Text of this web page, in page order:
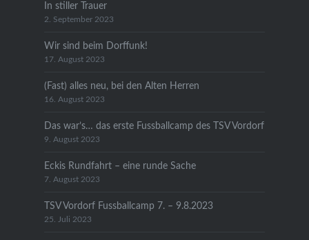
In stiller Trauer
2. September 2023
Wir sind beim Dorffunk!
17. August 2023
(Fast) alles neu, bei den Alten Herren
16. August 2023
Das war’s… das erste Fussballcamp des TSV Vordorf
9. August 2023
Eckis Rundfahrt – eine runde Sache
7. August 2023
TSV Vordorf Fussballcamp 7. – 9.8.2023
25. Juli 2023